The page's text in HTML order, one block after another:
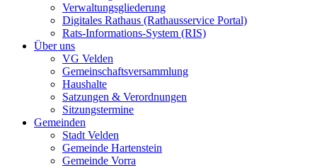
Verwaltungsgliederung
Digitales Rathaus (Rathausservice Portal)
Rats-Informations-System (RIS)
Über uns
VG Velden
Gemeinschaftsversammlung
Haushalte
Satzungen & Verordnungen
Sitzungstermine
Gemeinden
Stadt Velden
Gemeinde Hartenstein
Gemeinde Vorra